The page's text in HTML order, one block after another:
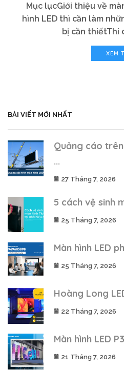
Mục lụcGiới thiệu về
hình LED thì cần làm
bị cần thiếtThi
XEM
BÀI VIẾT MỚI NHẤT
Quảng cáo trên
...
27 Tháng 7, 2026
5 cách vệ sinh
25 Tháng 7, 2026
Màn hình LED
25 Tháng 7, 2026
Hoàng Long
22 Tháng 7, 2026
Màn hình LED
21 Tháng 7, 2026